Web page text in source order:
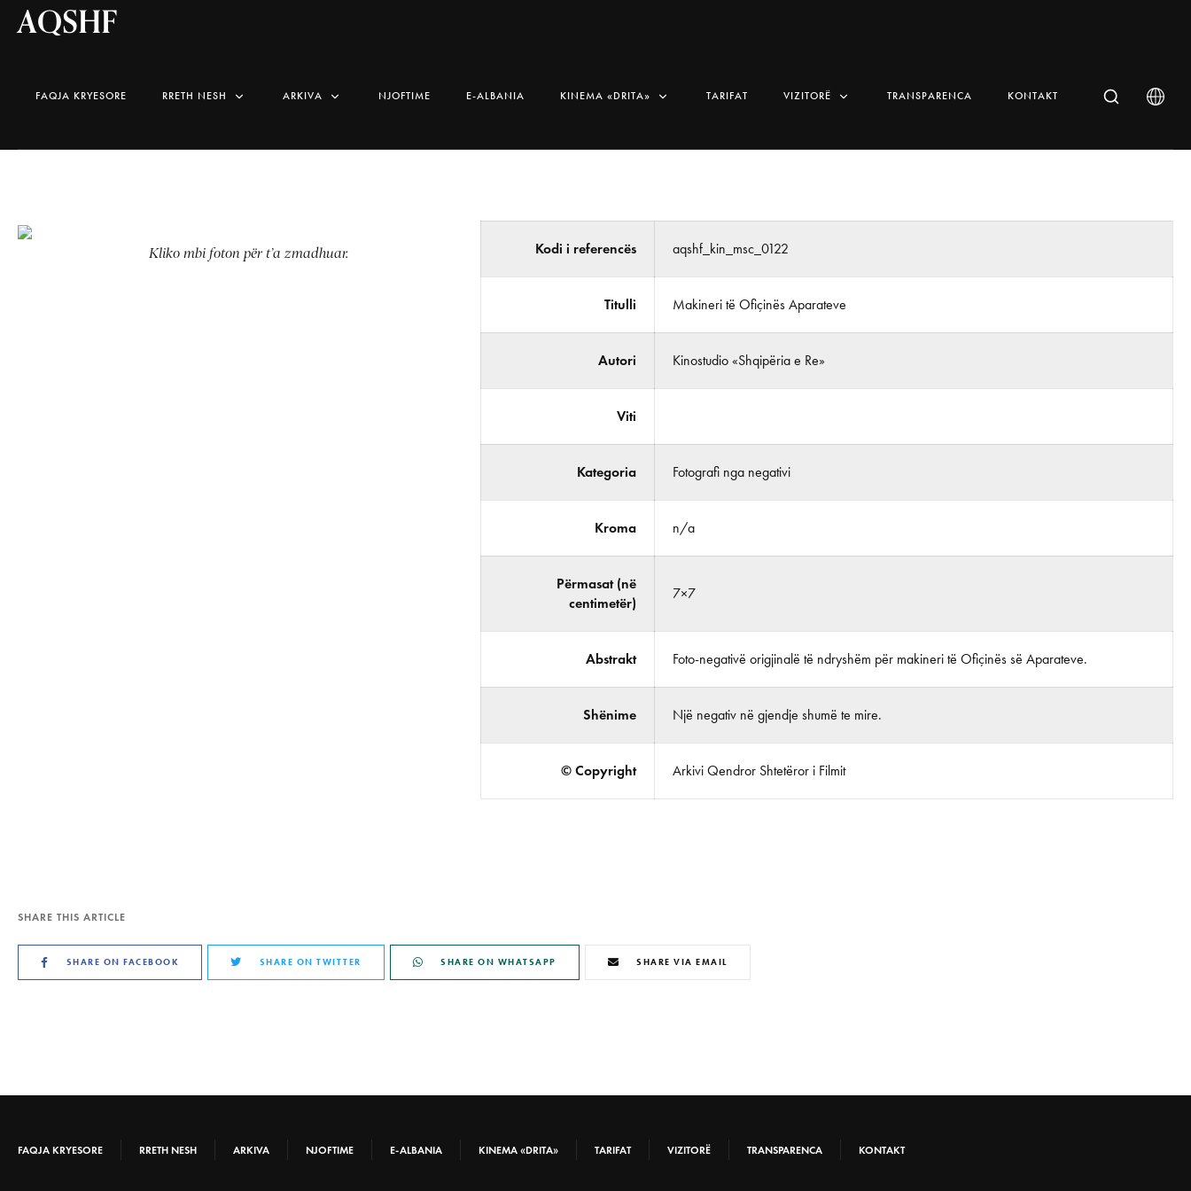
AQSHF
FAQJA KRYESORE RRETH NESH ARKIVA NJOFTIME E-ALBANIA KINEMA «DRITA» TARIFAT VIZITORË TRANSPARENCA KONTAKT
Kliko mbi foton për t’a zmadhuar. Kodi i referencës aqshf_kin_msc_0122
Titulli Makineri të Ofiçinës Aparateve
Autori Kinostudio «Shqipëria e Re»
Viti
Kategoria Fotografi nga negativi
Kroma n/a
Përmasat (në
centimetër)
7×7
Abstrakt Foto-negativë origjinalë të ndryshëm për makineri të Ofiçinës së Aparateve.
Shënime Një negativ në gjendje shumë te mire.
© Copyright Arkivi Qendror Shtetëror i Filmit
SHARE THIS ARTICLE
SHARE ON FACEBOOK SHARE ON TWITTER SHARE ON WHATSAPP SHARE VIA EMAIL
FAQJA KRYESORE RRETH NESH ARKIVA NJOFTIME E-ALBANIA KINEMA «DRITA» TARIFAT VIZITORË TRANSPARENCA KONTAKT